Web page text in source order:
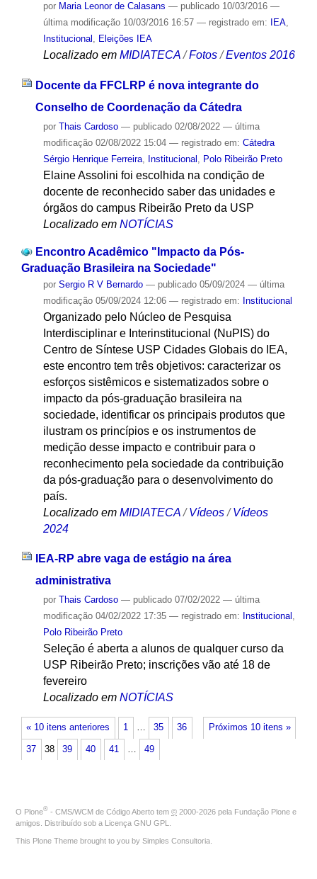
por Maria Leonor de Calasans — publicado10/03/2016 —
última modificação10/03/2016 16:57 — registrado em: IEA,
Institucional , Eleições IEA
Localizado em MIDIATECA /Fotos /Eventos 2016
Docente da FFCLRP é nova integrante do
Conselho de Coordenação da Cátedra
por Thais Cardoso — publicado02/08/2022 — última
modificação02/08/2022 15:04 — registrado em: Cátedra
Sérgio Henrique Ferreira, Institucional Polo Ribeirão Preto
Elaine Assolini foi escolhida na condição de
docente de reconhecido saber das unidades e
órgãos do campus Ribeirão Preto da USP
Localizado em NOTÍCIAS
Encontro Acadêmico "Impacto da Pós-
Graduação Brasileira na Sociedade"
por Sergio R V Bernardo — publicado05/09/2024 — última
modificação05/09/2024 12:06 — registrado em: Institucional
Organizado pelo Núcleo de Pesquisa
Interdisciplinar e Interinstitucional (NuPIS) do
Centro de Síntese USP Cidades Globais do IEA,
este encontro tem três objetivos: caracterizar os
esforços sistêmicos e sistematizados sobre o
impacto da pós-graduação brasileira na
sociedade, identificar os principais produtos que
ilustram os princípios e os instrumentos de
medição desse impacto e contribuir para o
reconhecimento pela sociedade da contribuição
da pós-graduação para o desenvolvimento do
país.
Localizado em MIDIATECA /Vídeos /Vídeos
2024
IEA-RP abre vaga de estágio na área
administrativa
por Thais Cardoso — publicado07/02/2022 — última
modificação04/02/2022 17:35 — registrado em: Institucional ,
Polo Ribeirão Preto
Seleção é aberta a alunos de qualquer curso da
USP Ribeirão Preto; inscrições vão até 18 de
fevereiro
Localizado em NOTÍCIAS
« 10 itens anteriores Próximos 10 itens »
1 … 35 36
37 38 39 40 41 … 49
O Plone® - CMS/WCM de Código Aberto tem © 2000-2026 pela Fundação Plone e
amigos. Distribuído sob a Licença GNU GPL
This Plone Theme brought to you by Simples Consultoria